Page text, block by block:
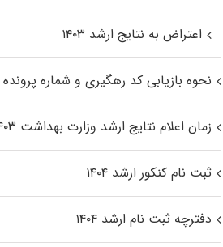
اعتراض به نتایج ارشد ۱۴۰۳
نحوه بازیابی کد رهگیری و شماره پرونده
زمان اعلام نتایج ارشد وزارت بهداشت ۱۴۰۳
ثبت نام کنکور ارشد ۱۴۰۴
دفترچه ثبت نام ارشد ۱۴۰۴